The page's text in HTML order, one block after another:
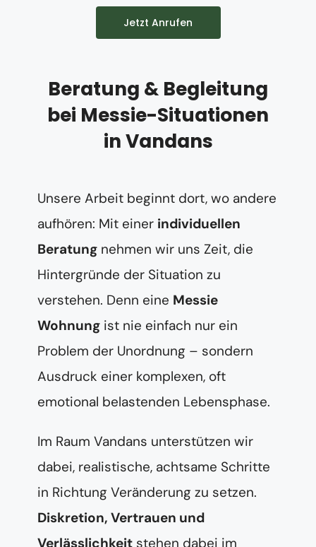
Jetzt Anrufen
Beratung & Begleitung
bei Messie-Situationen
in Vandans
Unsere Arbeit beginnt dort, wo andere
aufhören: Mit einer individuellen
Beratung nehmen wir uns Zeit, die
Hintergründe der Situation zu
verstehen. Denn eine Messie
Wohnung ist nie einfach nur ein
Problem der Unordnung – sondern
Ausdruck einer komplexen, oft
emotional belastenden Lebensphase.
Im Raum Vandans unterstützen wir
dabei, realistische, achtsame Schritte
in Richtung Veränderung zu setzen.
Diskretion, Vertrauen und
Verlässlichkeit stehen dabei im